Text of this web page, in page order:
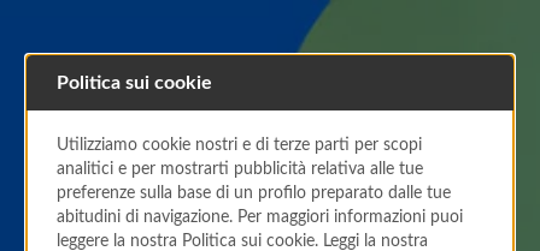
Destinazioni economiche in
Europa. L'avventura ti
Politica sui cookie
Utilizziamo cookie nostri e di terze parti per scopi
analitici e per mostrarti pubblicità relativa alle tue
preferenze sulla base di un profilo preparato dalle tue
abitudini di navigazione. Per maggiori informazioni puoi
leggere la nostra Politica sui cookie. Leggi la nostra